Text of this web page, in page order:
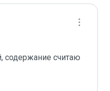
содержание считаю